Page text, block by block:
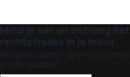
Meld je aan en ontvang
rechtstreeks in je inbox.
Mis geen spannende
unieke updates!